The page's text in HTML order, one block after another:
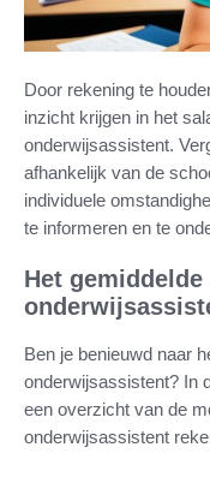
Door rekening te
inzicht krijgen in het
onderwijsassistent.
afhankelijk van de
individuele
te informeren en te
Het
Ben je benieuwd naar
onderwijsassistent? In
een overzicht van de
onderwijsassistent